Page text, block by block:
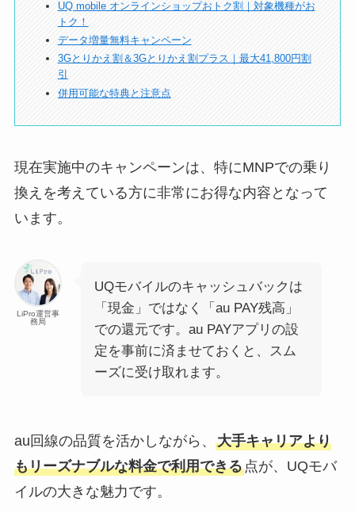
UQ mobile オンラインショップおトク割｜対象機種がお
トク！
データ増量無料キャンペーン
3Gとりかえ割＆3Gとりかえ割プラス｜最大41,800円割
引
併用可能な特典と注意点
現在実施中のキャンペーンは、特にMNPでの乗り
換えを考えている方に非常にお得な内容となって
います。
LiPro運営事
務局
UQモバイルのキャッシュバックは
「現金」ではなく「au PAY残高」
での還元です。au PAYアプリの設
定を事前に済ませておくと、スム
ーズに受け取れます。
au回線の品質を活かしながら、 大手キャリアより
もリーズナブルな料金で利用できる点が、UQモバ
イルの大きな魅力です。